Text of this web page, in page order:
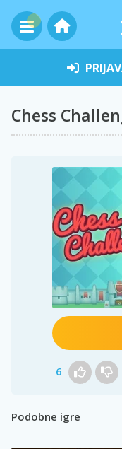
Chess
6
Podobne igre